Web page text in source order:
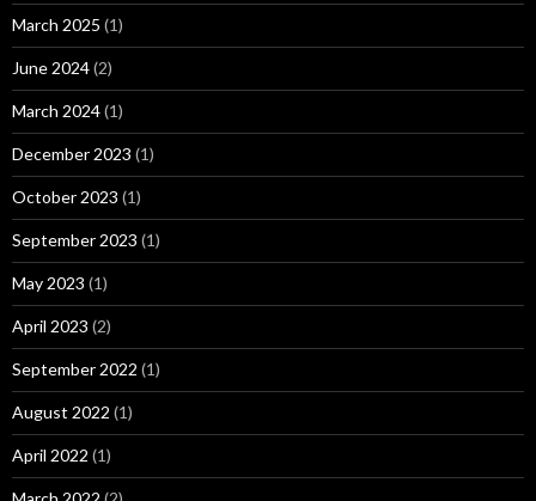
March 2025 (1)
June 2024(2)
March 2024(1)
December 2023 (1)
October 2023 (1)
September 2023 (1)
May 2023 (1)
April 2023 (2)
September 2022 (1)
August 2022 (1)
April 2022 (1)